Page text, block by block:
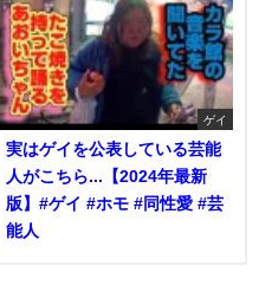
ゲイ
実はゲイを公表している芸能
人がこちら...【2024年最新
版】#ゲイ #ホモ #同性愛 #芸
能人